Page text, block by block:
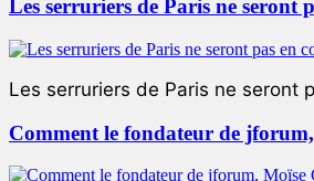
Les serruriers de Paris ne seront
Les serruriers de Paris ne seront
Comment le fondateur de jforum,